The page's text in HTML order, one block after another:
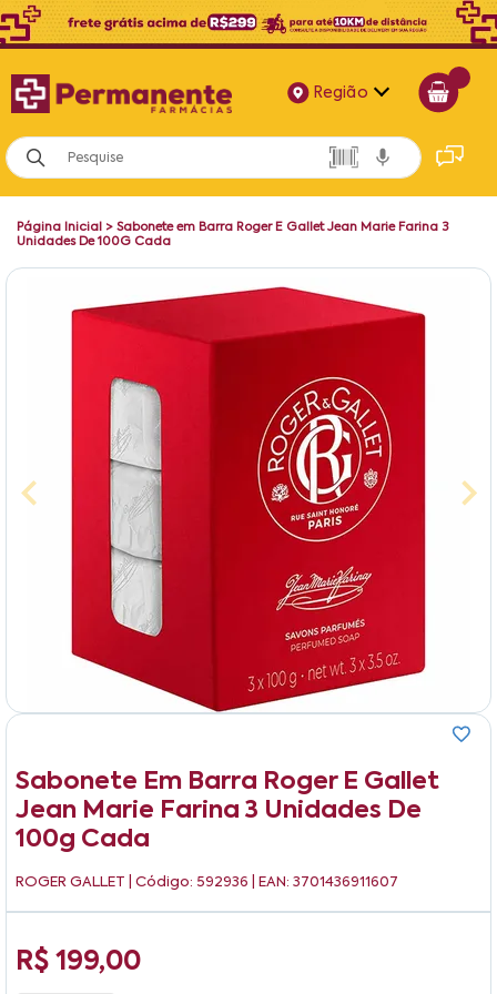
Região
Alagoas
Bahia
Página Inicial > Sabonete em Barra Roger E Gallet Jean Marie Farina 3
Unidades De 100G Cada
Sabonete Em Barra Roger E Gallet
Jean Marie Farina 3 Unidades De
100g Cada
ROGER GALLET | Código: 592936 | EAN: 3701436911607
R$ 199,00